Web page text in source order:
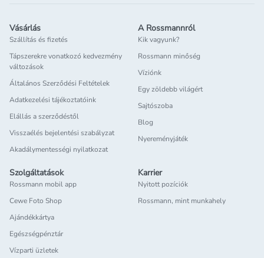
Vásárlás
Szállítás és fizetés
Tápszerekre vonatkozó kedvezmény
változások
Általános Szerződési Feltételek
Adatkezelési tájékoztatóink
Elállás a szerződéstől
Visszaélés bejelentési szabályzat
Akadálymentességi nyilatkozat
A Rossmannról
Kik vagyunk?
Rossmann minőség
Víziónk
Egy zöldebb világért
Sajtószoba
Blog
Nyereményjáték
Szolgáltatások
Rossmann mobil app
Cewe Foto Shop
Ajándékkártya
Egészségpénztár
Vízparti üzletek
Karrier
Nyitott pozíciók
Rossmann, mint munkahely